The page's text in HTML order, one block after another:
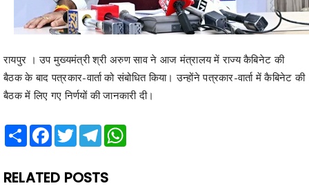
रायपुर । उप मुख्यमंत्री श्री अरुण साव ने आज मंत्रालय में राज्य कैबिनेट की
बैठक के बाद पत्रकार-वार्ता को संबोधित किया। उन्होंने पत्रकार-वार्ता में कैबिनेट की
बैठक में लिए गए निर्णयों की जानकारी दी।
Share Facebook
TwitterTelegram
RELATED POSTS